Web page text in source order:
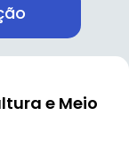
e Meio